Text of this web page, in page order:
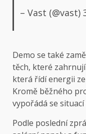
– Vast (@vast)
Demo se také
těch, které
která řídí energii
Kromě běžného
vypořádá se situací
Podle poslední